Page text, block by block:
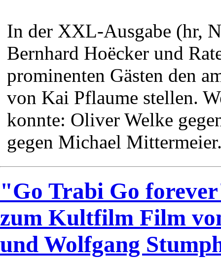
In der XXL-Ausgabe (hr,
Bernhard Hoëcker und
prominenten Gästen den
von Kai Pflaume stellen.
konnte: Oliver Welke
gegen Michael
"Go Trabi Go
zum Kultfilm Film
und Wolfgang